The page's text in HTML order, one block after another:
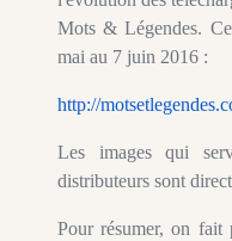
Mots & Légendes.
mai au 7 juin 2016 :
http://
Les images qui
distributeurs sont
Pour résumer, on fait